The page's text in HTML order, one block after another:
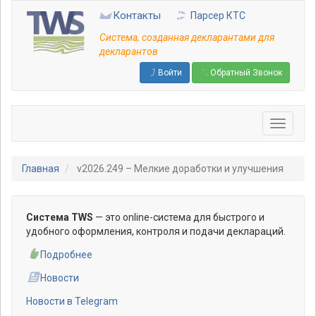
основному
содержанию
Контакты
Парсер КТС
Система, созданная декларантами для
декларантов
Войти Обратный Звонок
Главная v2026.249 – Мелкие доработки и улучшения
Система TWS — это online-система для быстрого и
удобного оформления, контроля и подачи деклараций.
Подробнее
Новости
Новости в Telegram